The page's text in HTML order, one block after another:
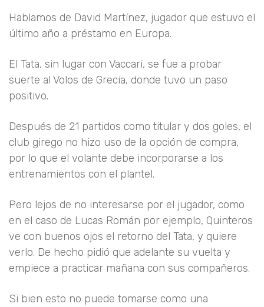
Hablamos de David Martínez, jugador que estuvo el
último año a préstamo en Europa.
El Tata, sin lugar con Vaccari, se fue a probar
suerte al Volos de Grecia, donde tuvo un paso
positivo.
Después de 21 partidos como titular y dos goles, el
club girego no hizo uso de la opción de compra,
por lo que el volante debe incorporarse a los
entrenamientos con el plantel.
Pero lejos de no interesarse por el jugador, como
en el caso de Lucas Román por ejemplo, Quinteros
ve con buenos ojos el retorno del Tata, y quiere
verlo. De hecho pidió que adelante su vuelta y
empiece a practicar mañana con sus compañeros.
Si bien esto no puede tomarse como una